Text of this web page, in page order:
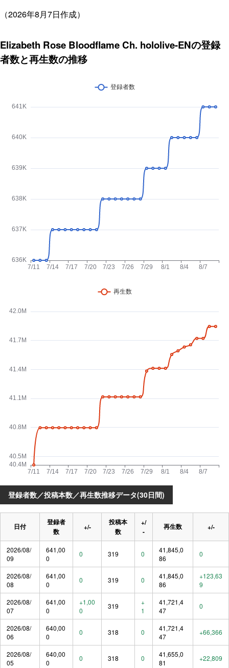
（2026年8月7日作成）
Elizabeth Rose Bloodflame Ch. hololive-ENの登録
者数と再生数の推移
登録者数／投稿本数／再生数推移データ(30日間)
日付
登録者
数
+/-
投稿本
数
+/
-
再生数 +/-
2026/08/
09
641,00
0
0 319 0
41,845,0
86
0
2026/08/
08
641,00
0
0 319 0
41,845,0
86
+123,63
9
2026/08/
07
641,00
0
+1,00
0
319
+
1
41,721,4
47
0
2026/08/
06
640,00
0
0 318 0
41,721,4
47
+66,366
2026/08/
05
640,00
0
0 318 0
41,655,0
81
+22,809